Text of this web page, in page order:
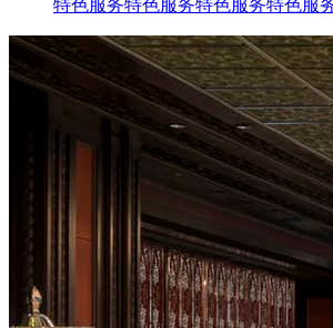
特色服务特色服务特色服务特色服